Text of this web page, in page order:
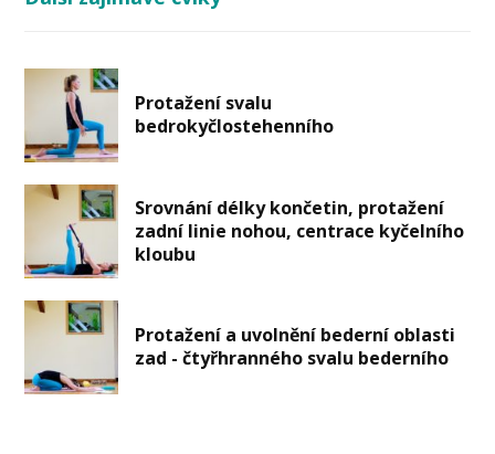
Protažení svalu
bedrokyčlostehenního
Srovnání délky končetin, protažení
zadní linie nohou, centrace kyčelního
kloubu
Protažení a uvolnění bederní oblasti
zad - čtyřhranného svalu bederního